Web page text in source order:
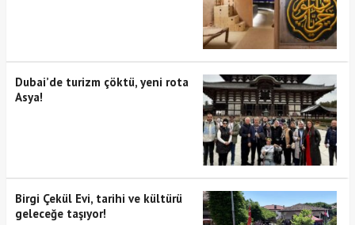
Dubai’de turizm çöktü, yeni rota
Asya!
Birgi Çekül Evi, tarihi ve kültürü
geleceğe taşıyor!